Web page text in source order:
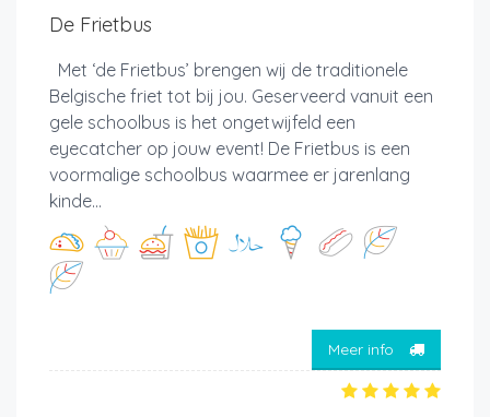
De Frietbus
Met ‘de Frietbus’ brengen wij de traditionele
Belgische friet tot bij jou. Geserveerd vanuit een
gele schoolbus is het ongetwijfeld een
eyecatcher op jouw event! De Frietbus is een
voormalige schoolbus waarmee er jarenlang
kinde...
Meer info